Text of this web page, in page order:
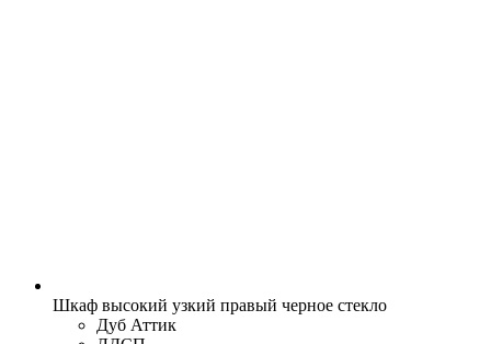
Шкаф высокий узкий правый черное стекло
Дуб Аттик